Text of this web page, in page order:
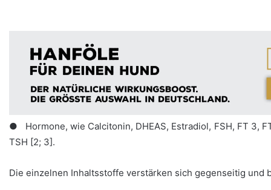
● Hormone, wie Calcitonin, DHEAS, Estradiol, FSH, FT 3,
TSH [2; 3].
Die einzelnen Inhaltsstoffe verstärken sich gegenseitig